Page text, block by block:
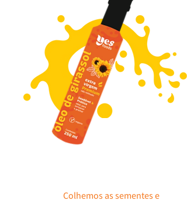
Colhemos as sementes e